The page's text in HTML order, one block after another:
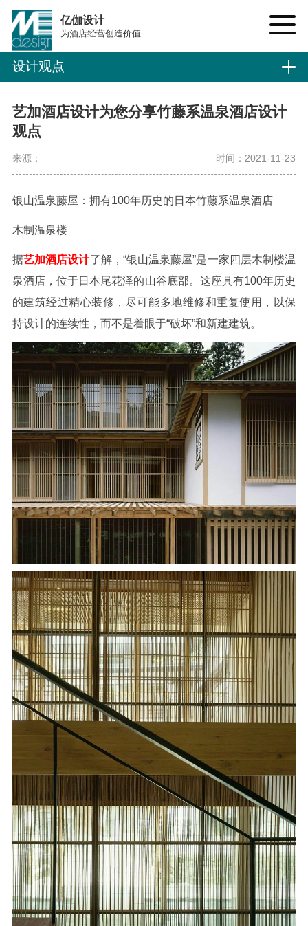
亿伽设计
为酒店经营创造价值
设计观点
艺加酒店设计为您分享竹藤系温泉酒店设计
观点
来源： 时间：2021-11-23
银山温泉藤屋：拥有100年历史的日本竹藤系温泉酒店
木制温泉楼
据艺加酒店设计了解，“银山温泉藤屋”是一家四层木制楼温
泉酒店，位于日本尾花泽的山谷底部。这座具有100年历史
的建筑经过精心装修，尽可能多地维修和重复使用，以保
持设计的连续性，而不是着眼于“破坏”和新建建筑。